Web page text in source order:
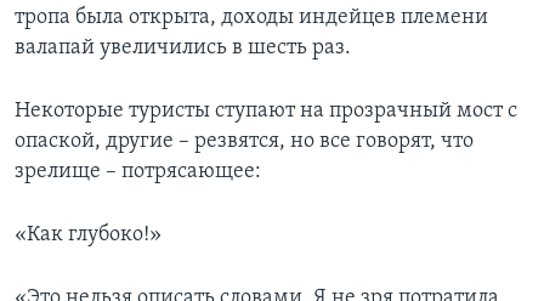
тропа была открыта, доходы индейцев племени
валапай увеличились в шесть раз.
Некоторые туристы ступают на прозрачный мост с
опаской, другие – резвятся, но все говорят, что
зрелище – потрясающее:
«Как глубоко!»